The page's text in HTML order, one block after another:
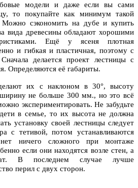
модели и даже если вы сами
то покупайте как минимум такой
Можно сэкономить на дубе и купить
вида древесины обладают хорошими
Ещё у ясеня плотная
и гибкая и пластичная, поэтому с
делается проект лестницы с
Определяются её габариты.
их с наклоном в 30°, высоту
не больше 300 мм., но это всё
экспериментировать. Не забудьте
в семье, то их высота не должна
установку своей лестницы следует
с тетивой, потом устанавливаются
ничего сложного при монтаже
если они находятся возле стен, а
В последнем случае лучше
перил с двух сторон.